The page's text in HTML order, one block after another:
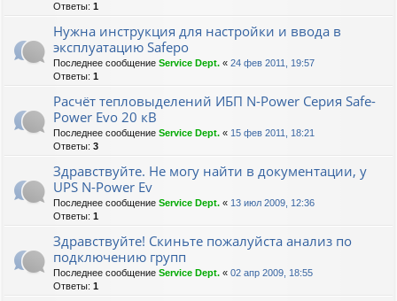
Ответы: 1
Нужна инструкция для настройки и ввода в
эксплуатацию Safepo
Последнее сообщение Service Dept. « 24 фев 2011, 19:57
Ответы: 1
Расчёт тепловыделений ИБП N-Power Серия Safe-
Power Evo 20 кВ
Последнее сообщение Service Dept. « 15 фев 2011, 18:21
Ответы: 3
Здравствуйте. Не могу найти в документации, у
UPS N-Power Ev
Последнее сообщение Service Dept. « 13 июл 2009, 12:36
Ответы: 1
Здравствуйте! Скиньте пожалуйста анализ по
подключению групп
Последнее сообщение Service Dept. « 02 апр 2009, 18:55
Ответы: 1